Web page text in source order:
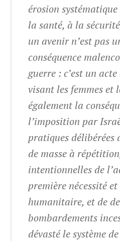
érosion
la santé, à la
un avenir n’est pas
conséquence
guerre : c’est un
visant les femmes et
également la
l’imposition par
pratiques délibérées
de masse à
intentionnelles de
première nécessité
humanitaire, et de
bombardements
dévasté le système